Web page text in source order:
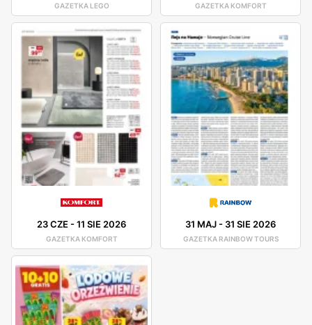
GAZETKA LEGO GAZETKA KOMFORT
23 CZE -11 SIE 2026
GAZETKA KOMFORT
31 MAJ- 31 SIE 2026
GAZETKA RAINBOW TOURS